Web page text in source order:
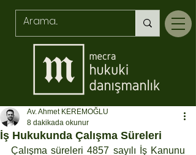
İş Hukukunda Çalışma Süreleri
Av. Ahmet KEREMOĞLU
8 dakikada okunur
Çalışma süreleri 4857 sayılı İş Kanunu